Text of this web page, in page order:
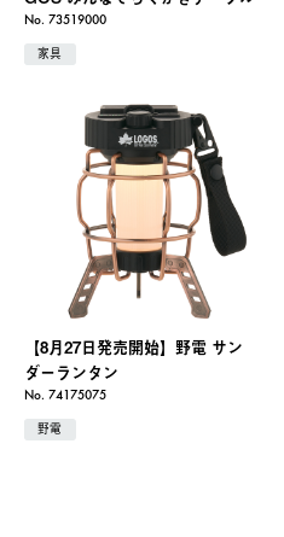
No. 73519000
家具
【8月27日発売開始】野電 サン
ダーランタン
No. 74175075
野電